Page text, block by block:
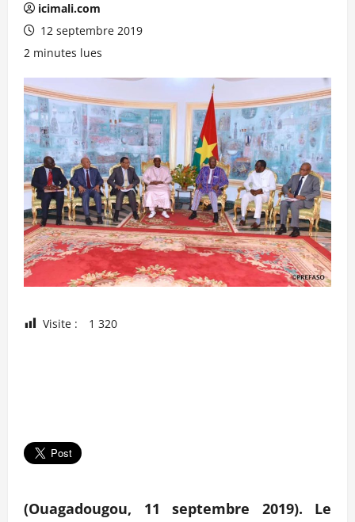
icimali.com
12 septembre 2019
2 minutes lues
Visite : 1 320
(Ouagadougou, 11 septembre 2019). Le